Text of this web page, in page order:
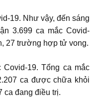
19. Như vậy, đến sáng
3.699 ca mắc Covid-
27 trường hợp tử vong.
19. Tổng ca mắc
ca được chữa khỏi
ca đang điều trị.